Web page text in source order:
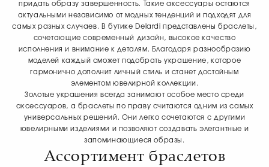
придать образу завершенность. Такие аксессуары остаются
актуальными независимо от модных тенденций и подходят для
самых разных случаев. В бутике Delardi представлены браслеты,
сочетающие современный дизайн, высокое качество
исполнения и внимание к деталям. Благодаря разнообразию
моделей каждый сможет подобрать украшение, которое
гармонично дополнит личный стиль и станет достойным
элементом ювелирной коллекции.
Золотые украшения всегда занимают особое место среди
аксессуаров, а браслеты по праву считаются одним из самых
универсальных решений. Они легко сочетаются с другими
ювелирными изделиями и позволяют создавать элегантные и
запоминающиеся образы.
Ассортимент браслетов